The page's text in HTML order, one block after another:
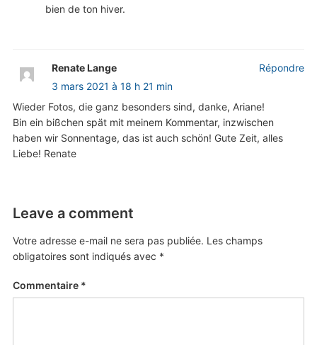
bien de ton hiver.
Renate Lange
3 mars 2021 à 18 h 21 min
Wieder Fotos, die ganz besonders sind, danke, Ariane!
Bin ein bißchen spät mit meinem Kommentar, inzwischen
haben wir Sonnentage, das ist auch schön! Gute Zeit, alles
Liebe! Renate
Répondre
Leave a comment
Votre adresse e-mail ne sera pas publiée. Les champs
obligatoires sont indiqués avec *
Commentaire *